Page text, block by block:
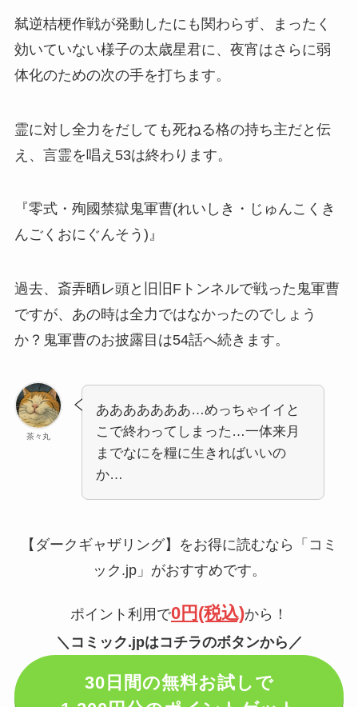
弑逆桔梗作戦が発動したにも関わらず、まったく
効いていない様子の太歳星君に、夜宵はさらに弱
体化のための次の手を打ちます。
霊に対し全力をだしても死ねる格の持ち主だと伝
え、言霊を唱え53は終わります。
『零式・殉國禁獄鬼軍曹(れいしき・じゅんこくき
んごくおにぐんそう)』
過去、斎弄晒レ頭と旧旧Fトンネルで戦った鬼軍曹
ですが、あの時は全力ではなかったのでしょう
か？鬼軍曹のお披露目は54話へ続きます。
茶々丸
あああああああ…めっちゃイイと
こで終わってしまった…一体来月
までなにを糧に生きればいいの
か…
【ダークギャザリング】をお得に読むなら「コミ
ック.jp」がおすすめです。
ポイント利用で0円(税込)から！
＼コミック.jpはコチラのボタンから／
30日間の無料お試しで